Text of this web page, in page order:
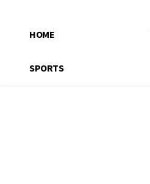
HOME
SPORTS